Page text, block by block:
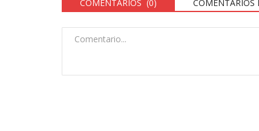
COMENTARIOS (0) COMENTARIOS